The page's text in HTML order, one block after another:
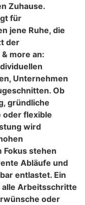
Zuhause.
für
jene Ruhe, die
der
more an:
Unternehmen
Ob
gründliche
oder flexible
wird
stehen
Abläufe und
entlastet. Ein
Arbeitsschritte
oder